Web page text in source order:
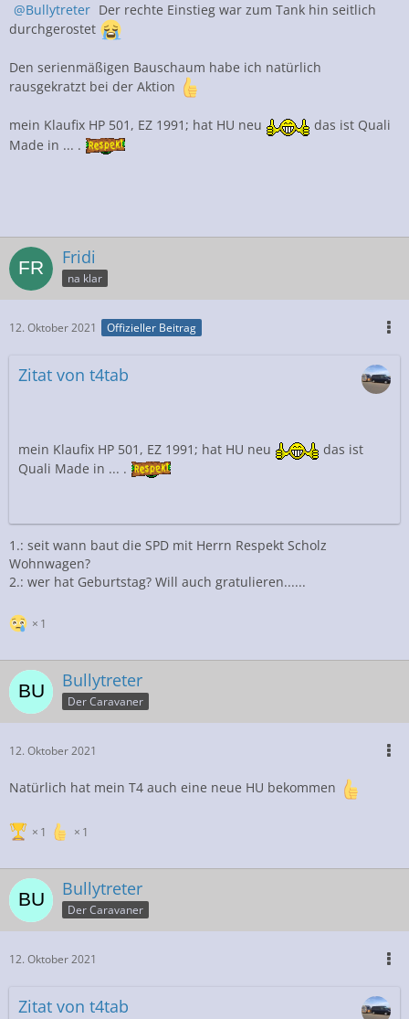
Bullytreter Der rechte Einstieg war zum Tank hin seitlich
durchgerostet
Den serienmäßigen Bauschaum habe ich natürlich
rausgekratzt bei der Aktion
mein Klaufix HP 501, EZ 1991; hat HU neu
das ist Quali
Made in ... .
Fridi
na klar
12. Oktober 2021 Offizieller Beitrag
Zitat von t4tab
mein Klaufix HP 501, EZ 1991; hat HU neu
das ist
Quali Made in ... .
1.: seit wann baut die SPD mit Herrn Respekt Scholz
Wohnwagen?
2.: wer hat Geburtstag? Will auch gratulieren......
1
Bullytreter
Der Caravaner
12. Oktober 2021
Natürlich hat mein T4 auch eine neue HU bekommen
1 1
Bullytreter
Der Caravaner
12. Oktober 2021
Zitat von t4tab